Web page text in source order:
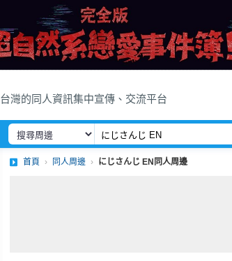
台灣的同人資訊集中宣傳、交流平台
首頁 同人周邊 にじさんじ EN同人周邊